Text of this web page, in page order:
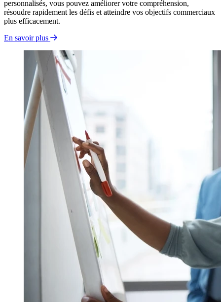
personnalisés, vous pouvez améliorer votre compréhension,
résoudre rapidement les défis et atteindre vos objectifs commerciaux
plus efficacement.
En savoir plus